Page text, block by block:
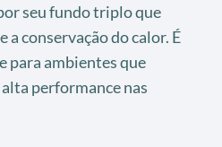
seu fundo triplo que
conservação do calor. É
para ambientes que
performance nas